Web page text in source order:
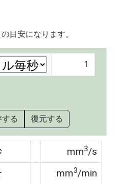
目安になります。
る 復元する
mm3/s
mm3/min